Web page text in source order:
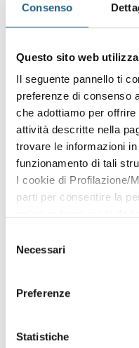
Consenso
Questo sito web
Il seguente pannello ti
preferenze di consenso
che adottiamo per
attività descritte nella
trovare le informazioni
funzionamento di tali
I cookie di Profilazione/
parti per consentire la
qualsiasi momento.
delNecessari
Preferenze
Statistiche
Sei già cliente?
iscrizione:
AZIENDA
P. IVA
PASSWORD (minimo 8
Oppure prosegui
ospite
Puoi proseguire
qui sotto se iscriverti al